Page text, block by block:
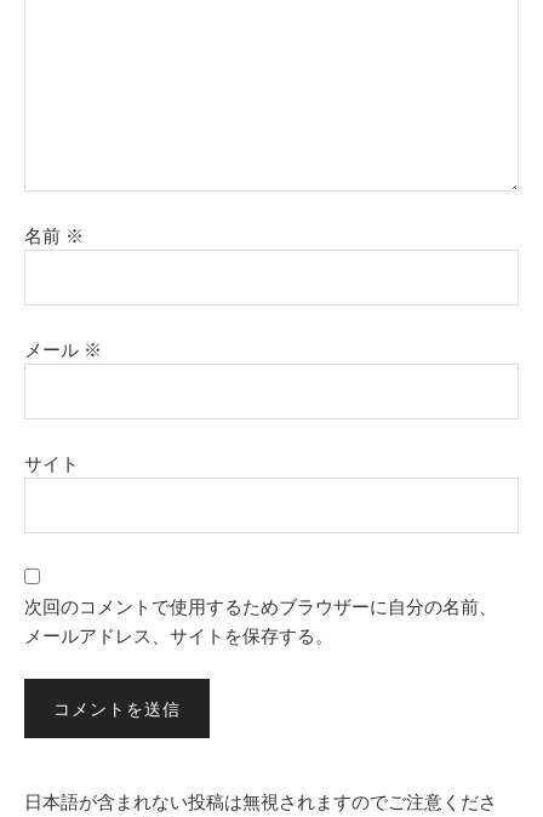
名前 ※
メール ※
サイト
次回のコメントで使用するためブラウザーに自分の名前、
メールアドレス、サイトを保存する。
日本語が含まれない投稿は無視されますのでご注意くださ